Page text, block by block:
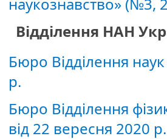
Відділення НАН
Бюро Відділення
р.
Бюро Відділення
від 22 вересня 2020 р.